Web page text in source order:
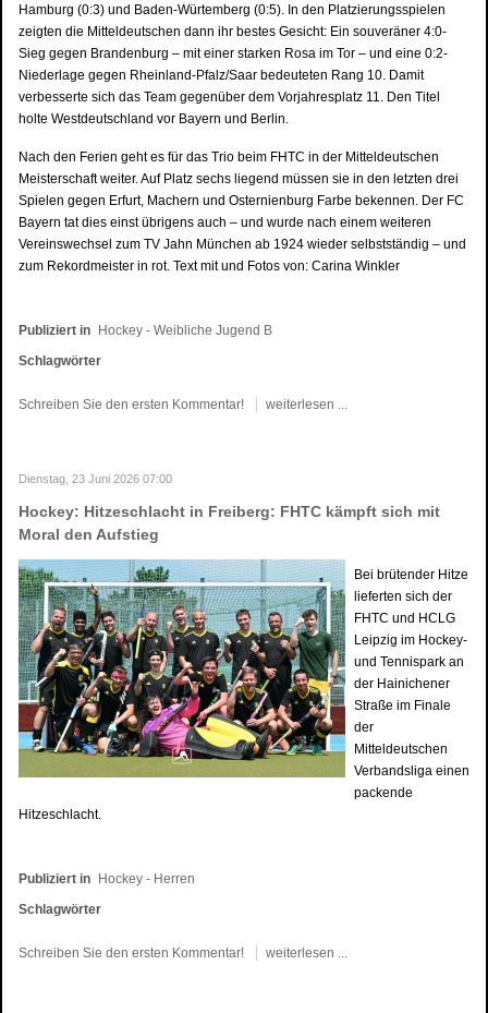
Hamburg (0:3) und Baden-Würtemberg (0:5). In den Platzierungsspielen
zeigten die Mitteldeutschen dann ihr bestes Gesicht: Ein souveräner 4:0-
Sieg gegen Brandenburg – mit einer starken Rosa im Tor – und eine 0:2-
Niederlage gegen Rheinland-Pfalz/Saar bedeuteten Rang 10. Damit
verbesserte sich das Team gegenüber dem Vorjahresplatz 11. Den Titel
holte Westdeutschland vor Bayern und Berlin.
Nach den Ferien geht es für das Trio beim FHTC in der Mitteldeutschen
Meisterschaft weiter. Auf Platz sechs liegend müssen sie in den letzten drei
Spielen gegen Erfurt, Machern und Osternienburg Farbe bekennen. Der FC
Bayern tat dies einst übrigens auch – und wurde nach einem weiteren
Vereinswechsel zum TV Jahn München ab 1924 wieder selbstständig – und
zum Rekordmeister in rot. Text mit und Fotos von: Carina Winkler
Publiziert in Hockey - Weibliche Jugend B
Schlagwörter
Schreiben Sie den ersten Kommentar! weiterlesen ...
Dienstag, 23 Juni 2026 07:00
Hockey: Hitzeschlacht in Freiberg: FHTC kämpft sich mit
Moral den Aufstieg
Bei brütender Hitze
lieferten sich der
FHTC und HCLG
Leipzig im Hockey-
und Tennispark an
der Hainichener
Straße im Finale
der
Mitteldeutschen
Verbandsliga einen
packende
Hitzeschlacht.
Publiziert in Hockey - Herren
Schlagwörter
Schreiben Sie den ersten Kommentar! weiterlesen ...